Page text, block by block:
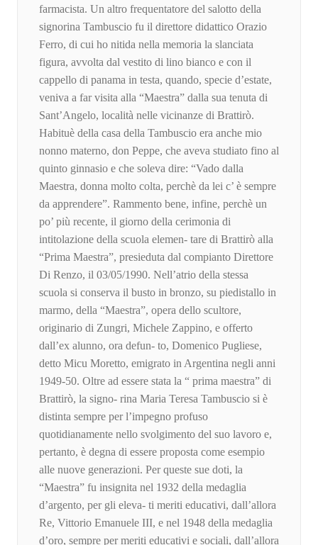
farmacista. Un altro frequentatore del salotto della
signorina Tambuscio fu il direttore didattico Orazio
Ferro, di cui ho nitida nella memoria la slanciata
figura, avvolta dal vestito di lino bianco e con il
cappello di panama in testa, quando, specie d’estate,
veniva a far visita alla “Maestra” dalla sua tenuta di
Sant’Angelo, località nelle vicinanze di Brattirò.
Habituè della casa della Tambuscio era anche mio
nonno materno, don Peppe, che aveva studiato fino al
quinto ginnasio e che soleva dire: “Vado dalla
Maestra, donna molto colta, perchè da lei c’ è sempre
da apprendere”. Rammento bene, infine, perchè un
po’ più recente, il giorno della cerimonia di
intitolazione della scuola elemen- tare di Brattirò alla
“Prima Maestra”, presieduta dal compianto Direttore
Di Renzo, il 03/05/1990. Nell’atrio della stessa
scuola si conserva il busto in bronzo, su piedistallo in
marmo, della “Maestra”, opera dello scultore,
originario di Zungri, Michele Zappino, e offerto
dall’ex alunno, ora defun- to, Domenico Pugliese,
detto Micu Moretto, emigrato in Argentina negli anni
1949-50. Oltre ad essere stata la “ prima maestra” di
Brattirò, la signo- rina Maria Teresa Tambuscio si è
distinta sempre per l’impegno profuso
quotidianamente nello svolgimento del suo lavoro e,
pertanto, è degna di essere proposta come esempio
alle nuove generazioni. Per queste sue doti, la
“Maestra” fu insignita nel 1932 della medaglia
d’argento, per gli eleva- ti meriti educativi, dall’allora
Re, Vittorio Emanuele III, e nel 1948 della medaglia
d’oro, sempre per meriti educativi e sociali, dall’allora